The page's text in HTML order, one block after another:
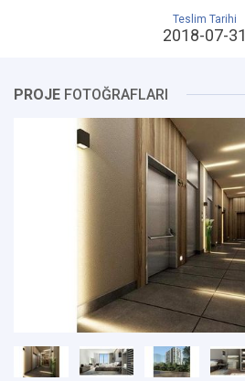
Teslim Tarihi
2018-07-31
PROJE FOTOĞRAFLARI